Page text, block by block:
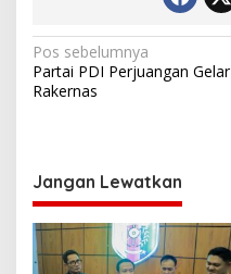
N
a
g
a
s
Pos sebelumnya
Partai PDI Perjuangan Gelar
Rakernas
Jangan Lewatkan